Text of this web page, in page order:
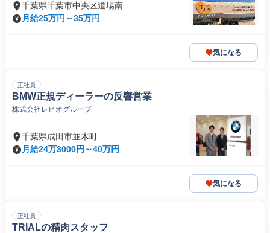
千葉県千葉市中央区道場南
月給25万円～35万円
気になる
正社員
BMW正規ディーラーの反響営業
株式会社レピオグループ
千葉県成田市並木町
月給24万3000円～40万円
気になる
正社員
TRIALの精肉スタッフ